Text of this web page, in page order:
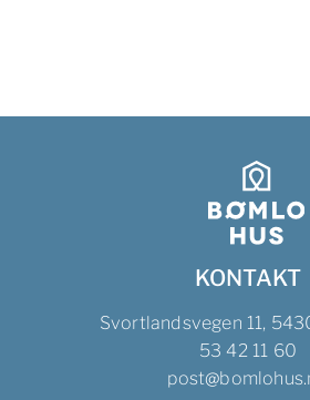
KONTAKT
Svortlandsvegen 11,
53 42 11 60